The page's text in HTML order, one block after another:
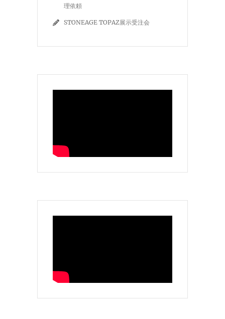
理依頼
STONEAGE TOPAZ展示受注会